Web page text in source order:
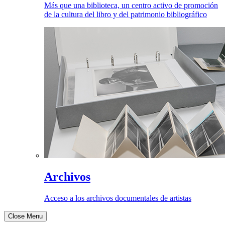
Más que una biblioteca, un centro activo de promoción
de la cultura del libro y del patrimonio bibliográfico
Archivos
Acceso a los archivos documentales de artistas
Close Menu